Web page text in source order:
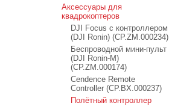
Аксессуары для
квадрокоптеров
DJI Focus с контроллером
(DJI Ronin) (CP.ZM.000234)
Беспроводной мини-пульт
(DJI Ronin-M)
(CP.ZM.000174)
Cendence Remote
Controller (CP.BX.000237)
Полётный контроллер